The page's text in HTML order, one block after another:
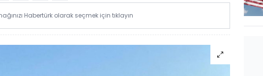
Habertürk olarak seçmek için tıklayın